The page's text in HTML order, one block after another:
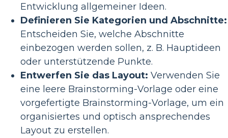
Entwicklung allgemeiner Ideen.
Definieren Sie Kategorien und Abschnitte:
Entscheiden Sie, welche Abschnitte
einbezogen werden sollen, z. B. Hauptideen
oder unterstützende Punkte.
Entwerfen Sie das Layout: Verwenden Sie
eine leere Brainstorming-Vorlage oder eine
vorgefertigte Brainstorming-Vorlage, um ein
organisiertes und optisch ansprechendes
Layout zu erstellen.